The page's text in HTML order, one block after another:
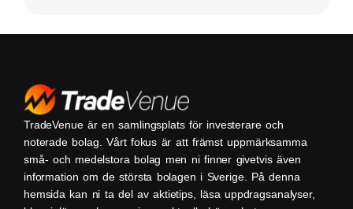
TradeVenue är en samlingsplats för investerare och
noterade bolag. Vårt fokus är att främst uppmärksamma
små- och medelstora bolag men ni finner givetvis även
information om de största bolagen i Sverige. På denna
hemsida kan ni ta del av aktietips, läsa uppdragsanalyser,